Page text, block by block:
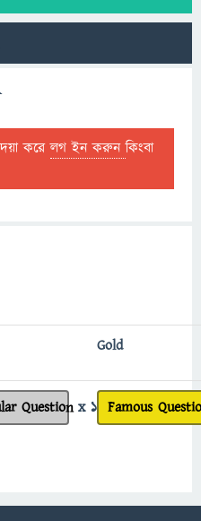
করেলগ ইন করুনকিংবা
Question x 1
Gold
Famous